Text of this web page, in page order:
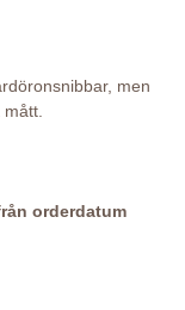
men
orderdatum